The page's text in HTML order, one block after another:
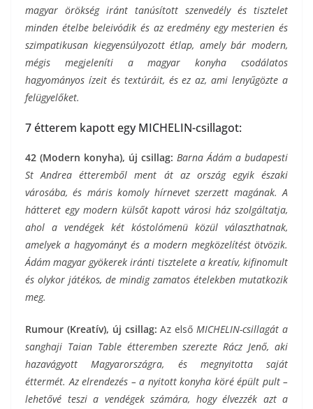
magyar örökség iránt tanúsított szenvedély és tisztelet
minden ételbe beleivódik és az eredmény egy mesterien és
szimpatikusan kiegyensúlyozott étlap, amely bár modern,
mégis megjeleníti a magyar konyha csodálatos
hagyományos ízeit és textúráit, és ez az, ami lenyűgözte a
felügyelőket.
7 étterem kapott egy MICHELIN-csillagot:
42 (Modern konyha), új csillag: Barna Ádám a budapesti
St Andrea étteremből ment át az ország egyik északi
városába, és máris komoly hírnevet szerzett magának. A
hátteret egy modern külsőt kapott városi ház szolgáltatja,
ahol a vendégek két kóstolómenü közül választhatnak,
amelyek a hagyományt és a modern megközelítést ötvözik.
Ádám magyar gyökerek iránti tisztelete a kreatív, kifinomult
és olykor játékos, de mindig zamatos ételekben mutatkozik
meg.
Rumour (Kreatív), új csillag: Az elsőMICHELIN-csillagát a
sanghaji Taian Table étteremben szerezte Rácz Jenő, aki
hazavágyott Magyarországra, és megnyitotta saját
éttermét. Az elrendezés – a nyitott konyha köré épült pult –
lehetővé teszi a vendégek számára, hogy élvezzék azt a